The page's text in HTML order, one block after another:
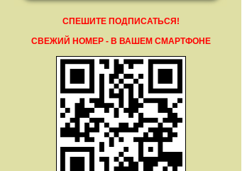
СПЕШИТЕ ПОДПИСАТЬСЯ!
СВЕЖИЙ НОМЕР - В ВАШЕМ СМАРТФОНЕ